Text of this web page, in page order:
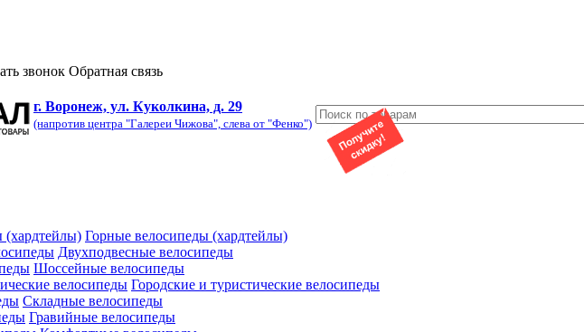
звонок Обратная связь
г. Воронеж, ул. Куколкина, д. 29
(напротив центра "Галереи Чижова", слева от "Фенко")
Горные велосипеды (хардтейлы)
Двухподвесные велосипеды
Шоссейные велосипеды
Городские и туристические велосипеды
Складные велосипеды
Гравийные велосипеды